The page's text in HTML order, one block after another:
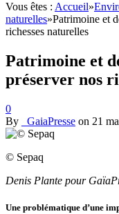
Vous êtes : Accueil»
naturelles»Patrimoine et
richesses naturelles
Patrimoine et
préserver nos
0
By
_GaiaPresse on 21
© Sepaq
Denis Plante pour
Une problématique d’une